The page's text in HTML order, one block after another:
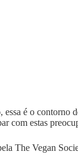
é o
com estas
The Vegan